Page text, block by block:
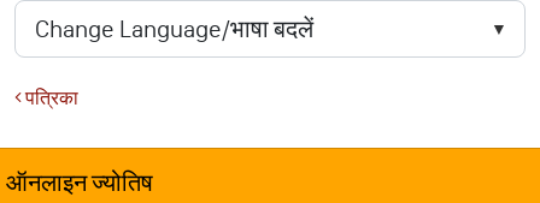
पत्रिका
ऑनलाइन ज्योतिष